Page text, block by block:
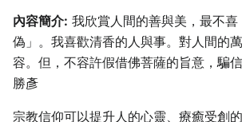
內容簡介: 我欣賞人間的善與美，最不
偽」。我喜歡清香的人與事。對人間的
容。但，不容許假借佛菩薩的旨意，騙
勝彥
宗教信仰可以提升人的心靈、療癒受創